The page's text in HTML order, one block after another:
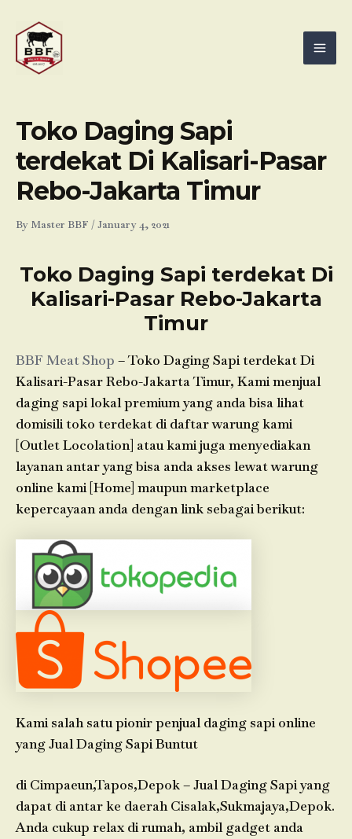
content
Toko Daging Sapi
terdekat Di Kalisari-Pasar
Rebo-Jakarta Timur
By Master BBF /January 4, 2021
Toko Daging Sapi terdekat Di
Kalisari-Pasar Rebo-Jakarta
Timur
BBF Meat Shop – Toko Daging Sapi terdekat Di
Kalisari-Pasar Rebo-Jakarta Timur, Kami menjual
daging sapi lokal premium yang anda bisa lihat
domisili toko terdekat di daftar warung kami
[Outlet Locolation] atau kami juga menyediakan
layanan antar yang bisa anda akses lewat warung
online kami [Home] maupun marketplace
kepercayaan anda dengan link sebagai berikut:
Kami salah satu pionir penjual daging sapi online
yang Jual Daging Sapi Buntut
di Cimpaeun,Tapos,Depok – Jual Daging Sapi yang
dapat di antar ke daerah Cisalak,Sukmajaya,Depok.
Anda cukup relax di rumah, ambil gadget anda